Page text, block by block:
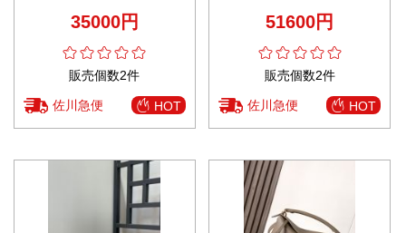
35000円
販売個数2件
佐川急便 HOT
跡可能 安心の日本倉庫
51600円
販売個数2件
佐川急便 HOT